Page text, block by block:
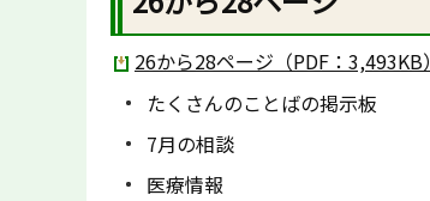
26から28ページ（PDF：3,493KB）
たくさんのことばの掲示板
7月の相談
医療情報